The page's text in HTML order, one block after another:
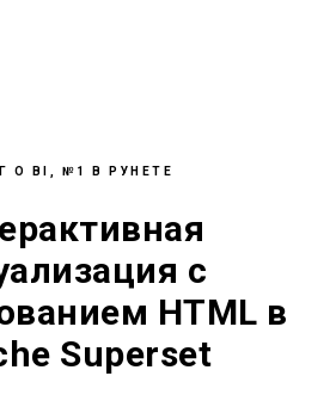
О BI, №1 В РУНЕТЕ
с
HTML в
Superset